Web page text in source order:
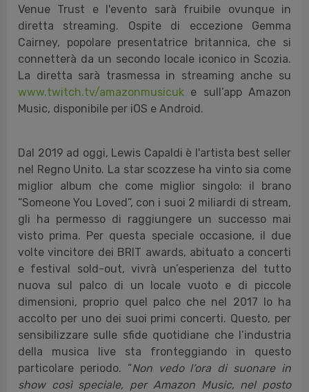
Venue Trust e l'evento sarà fruibile ovunque in
diretta streaming. Ospite di eccezione Gemma
Cairney, popolare presentatrice britannica, che si
connetterà da un secondo locale iconico in Scozia.
La diretta sarà trasmessa in streaming anche su
www.twitch.tv/amazonmusicuk e sull’app Amazon
Music, disponibile per iOS e Android.
Dal 2019 ad oggi, Lewis Capaldi è l'artista best seller
nel Regno Unito. La star scozzese ha vinto sia come
miglior album che come miglior singolo: il brano
“Someone You Loved”, con i suoi 2 miliardi di stream,
gli ha permesso di raggiungere un successo mai
visto prima. Per questa speciale occasione, il due
volte vincitore dei BRIT awards, abituato a concerti
e festival sold-out, vivrà un’esperienza del tutto
nuova sul palco di un locale vuoto e di piccole
dimensioni, proprio quel palco che nel 2017 lo ha
accolto per uno dei suoi primi concerti. Questo, per
sensibilizzare sulle sfide quotidiane che l’industria
della musica live sta fronteggiando in questo
particolare periodo. “Non vedo l’ora di suonare in
show così speciale, per Amazon Music, nel posto